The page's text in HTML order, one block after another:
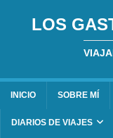
LOS
INICIO SOBRE MÍ
DIARIOS DE VIAJES